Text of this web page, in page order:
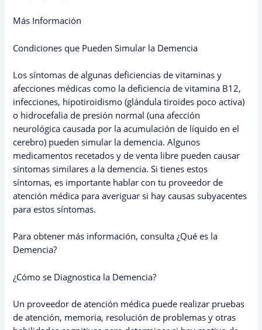
Más Información
Condiciones que Pueden Simular la Demencia
Los síntomas de algunas deficiencias de vitaminas y
afecciones médicas como la deficiencia de vitamina B12,
infecciones, hipotiroidismo (glándula tiroides poco activa)
o hidrocefalia de presión normal (una afección
neurológica causada por la acumulación de líquido en el
cerebro) pueden simular la demencia. Algunos
medicamentos recetados y de venta libre pueden causar
síntomas similares a la demencia. Si tienes estos
síntomas, es importante hablar con tu proveedor de
atención médica para averiguar si hay causas subyacentes
para estos síntomas.
Para obtener más información, consulta ¿Qué es la
Demencia?
¿Cómo se Diagnostica la Demencia?
Un proveedor de atención médica puede realizar pruebas
de atención, memoria, resolución de problemas y otras